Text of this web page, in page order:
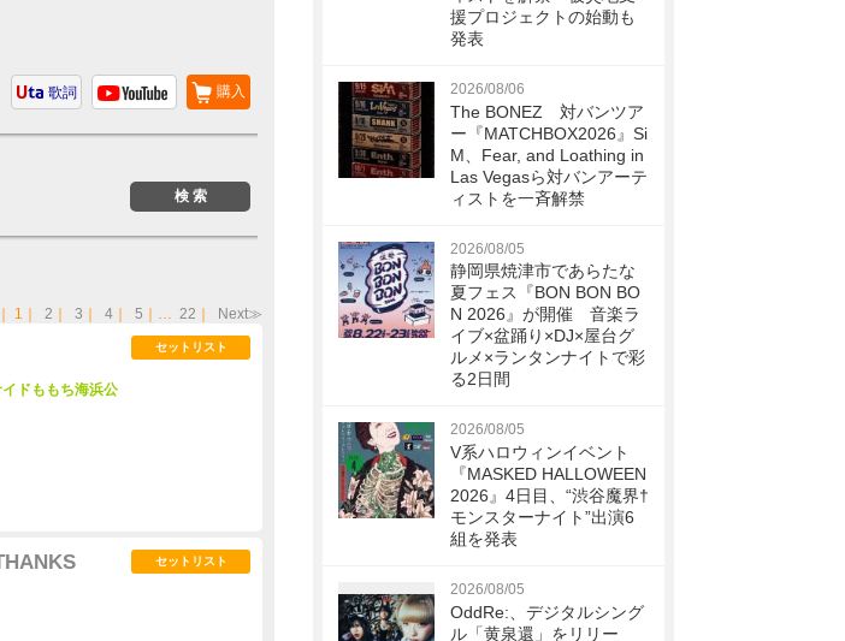
購入
歌詞
｜ 1 ｜ 2 ｜ 3 ｜ 4 ｜ 5 ｜… 22 ｜ Next≫
ドももち海浜公
セットリスト
セットリスト
援プロジェクトの始動も
発表
2026/08/06
The BONEZ 対バンツア
ー『MATCHBOX2026』Si
M、Fear, and Loathing in
Las Vegasら対バンアーテ
ィストを一斉解禁
2026/08/05
静岡県焼津市であらたな
夏フェス『BON BON BO
N 2026』が開催 音楽ラ
イブ×盆踊り×DJ×屋台グ
ルメ×ランタンナイトで彩
る2日間
2026/08/05
V系ハロウィンイベント
『MASKED HALLOWEEN
2026』4日目、“渋谷魔界†
モンスターナイト”出演6
組を発表
2026/08/05
OddRe:、デジタルシング
ル「黄泉還」をリリー